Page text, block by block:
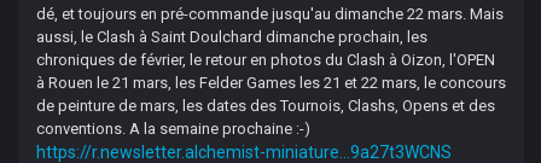
dé, et toujours en pré-commande jusqu'au dimanche 22 mars. Mais
aussi, le Clash à Saint Doulchard dimanche prochain, les
chroniques de février, le retour en photos du Clash à Oizon, l'OPEN
à Rouen le 21 mars, les Felder Games les 21 et 22 mars, le concours
de peinture de mars, les dates des Tournois, Clashs, Opens et des
conventions. A la semaine prochaine :-)
https://r.newsletter.alchemist-miniature...9a27t3WCNS